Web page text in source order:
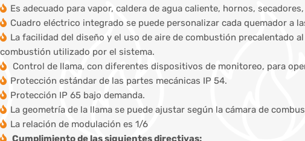
Es adecuado para vapor, caldera de agua caliente, hornos,
Cuadro eléctrico integrado se puede personalizar cada quemador a
La facilidad del diseño y el uso de aire de combustión precalentado
combustión utilizado por el sistema.
Control de llama, con diferentes dispositivos de monitoreo, para
Protección estándar de las partes mecánicas IP 54.
Protección IP 65 bajo demanda.
La geometría de la llama se puede ajustar según la cámara de
La relación de modulación es 1/6
Cumplimiento de las siguientes directivas: